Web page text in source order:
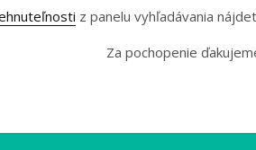
z panelu vyhľadávania
Za pochopenie